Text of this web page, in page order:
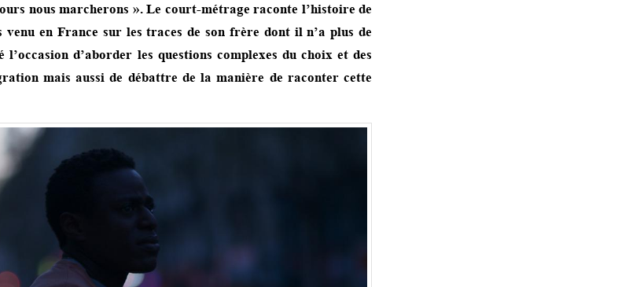
nous marcherons ». Le court-métrage raconte l’histoire de
venu en France sur les traces de son frère dont il n’a plus de
l’occasion d’aborder les questions complexes du choix et des
mais aussi de débattre de la manière de raconter cette